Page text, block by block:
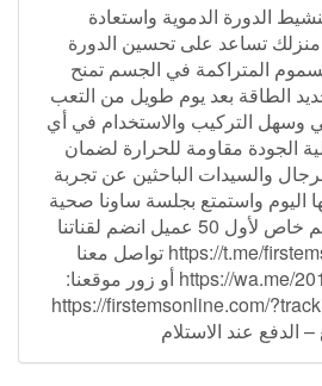
الدورة الدموية واستعادة
تساعد على تحسين الدورة
المتراكمة في الجسم تمنح
الطاقة بعد يوم طويل من التعب
وسهل التركيب والاستخدام في أي
الجودة مقاومة للحرارة لضمان
والسيدات الباحثين عن تجربة
اليوم واستمتع بجلسة ساونا صحية
ومريحة في منزلك خصم خاص لأول 50 عميل انضم لقناتنا
علي التليجرام: https://t.me/firstemsonline تواصل معنا
واتساب : https://wa.me/201012187661 أو زور موقعنا:
https://firstemsonline.com/
عند الاستلام